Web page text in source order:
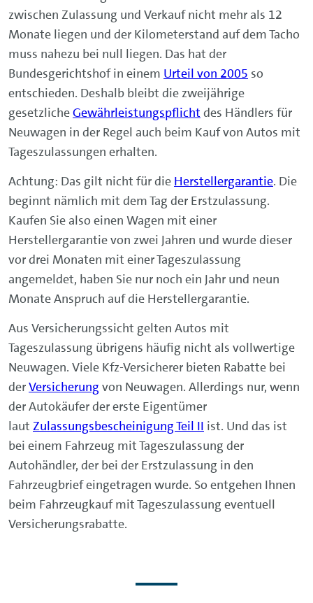
zwischen Zulassung und Verkauf nicht mehr als 12
Monate liegen und der Kilometerstand auf dem Tacho
muss nahezu bei null liegen. Das hat der
Bundesgerichtshof in einem Urteil von 2005 so
entschieden. Deshalb bleibt die zweijährige
gesetzlicheGewährleistungspflicht des Händlers für
Neuwagen in der Regel auch beim Kauf von Autos mit
Tageszulassungen erhalten.
Achtung: Das gilt nicht für die Herstellergarantie. Die
beginnt nämlich mit dem Tag der Erstzulassung.
Kaufen Sie also einen Wagen mit einer
Herstellergarantie von zwei Jahren und wurde dieser
vor drei Monaten mit einer Tageszulassung
angemeldet, haben Sie nur noch ein Jahr und neun
Monate Anspruch auf die Herstellergarantie.
Aus Versicherungssicht gelten Autos mit
Tageszulassung übrigens häufig nicht als vollwertige
Neuwagen. Viele Kfz-Versicherer bieten Rabatte bei
derVersicherung von Neuwagen. Allerdings nur, wenn
der Autokäufer der erste Eigentümer
laut Zulassungsbescheinigung Teil II ist. Und das ist
bei einem Fahrzeug mit Tageszulassung der
Autohändler, der bei der Erstzulassung in den
Fahrzeugbrief eingetragen wurde. So entgehen Ihnen
beim Fahrzeugkauf mit Tageszulassung eventuell
Versicherungsrabatte.